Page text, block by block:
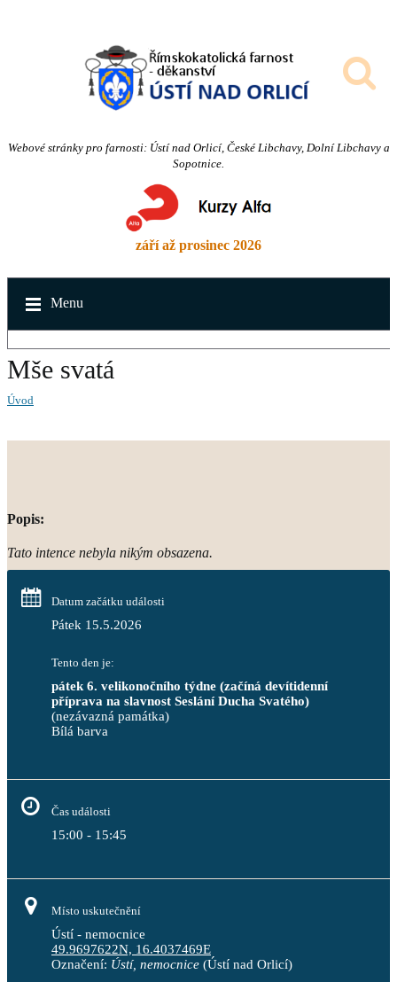
Webové stránky pro farnosti: Ústí nad Orlicí, České Libchavy, Dolní Libchavy a
Sopotnice.
září až prosinec 2026
Menu
Mše svatá
Úvod
Popis:
Tato intence nebyla nikým obsazena.
Datum začátku události
Pátek 15.5.2026
Tento den je:
pátek 6. velikonočního týdne (začíná devítidenní
příprava na slavnost Seslání Ducha Svatého)
(nezávazná památka)
Bílá barva
Čas události
15:00 - 15:45
Místo uskutečnění
Ústí - nemocnice
49.9697622N, 16.4037469E
Označení: Ústí, nemocnice (Ústí nad Orlicí)